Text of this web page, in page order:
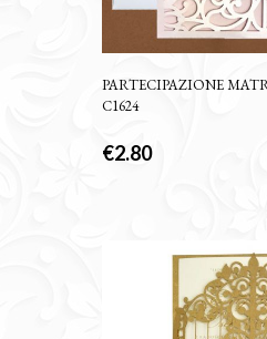
PARTECIPAZIONE
C1624
€2.80